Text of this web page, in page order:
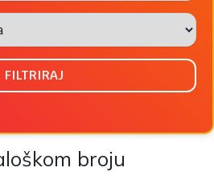
FILTRIRAJ
broju